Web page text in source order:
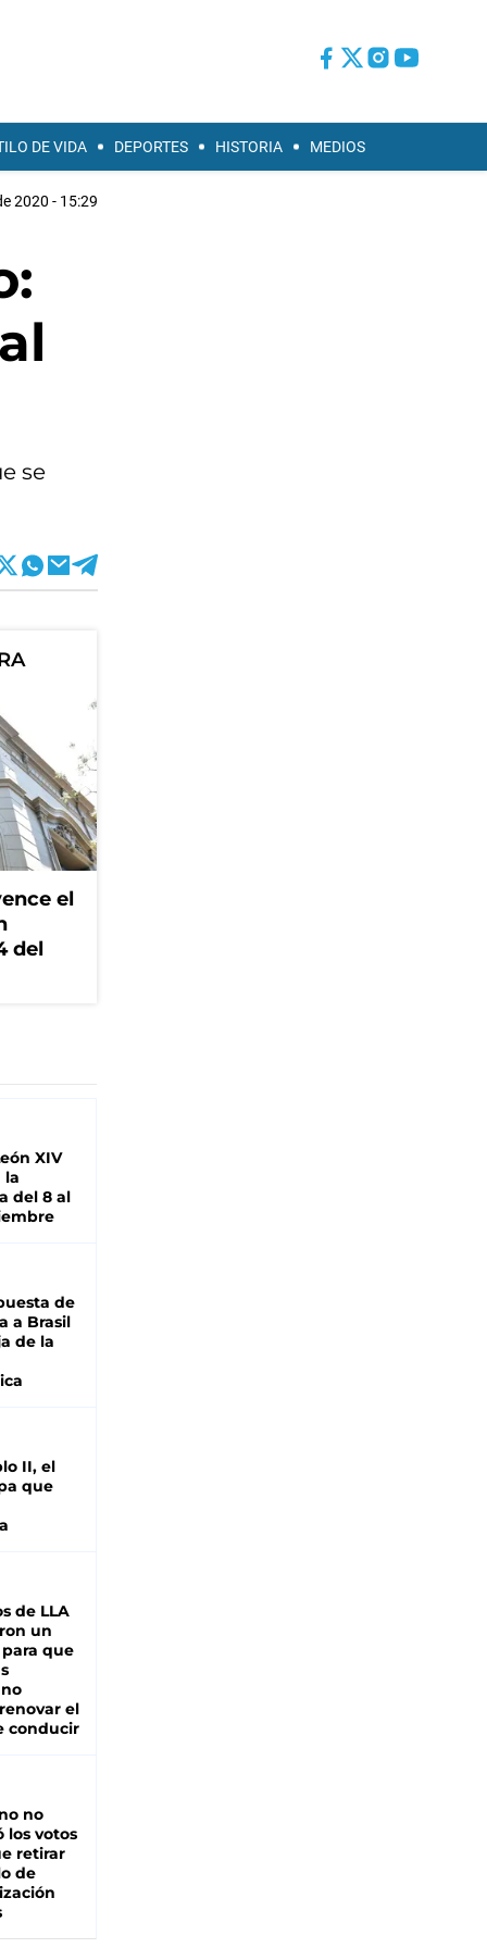
DE VIDA DEPORTES HISTORIA MEDIOS
2020 - 15:29
se
el
del
XIV
la
del 8 al
de
a Brasil
de la
II, el
que
de LLA
un
que
el
conducir
no
los votos
retirar
de